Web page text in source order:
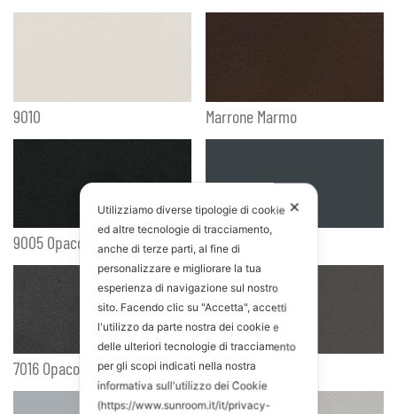
9010 Marrone Marmo
9005 Opaco Grigio Marmo
7016 Opaco 9007
✕
Utilizziamo diverse tipologie di cookie
ed altre tecnologie di tracciamento,
anche di terze parti, al fine di
personalizzare e migliorare la tua
esperienza di navigazione sul nostro
sito. Facendo clic su "Accetta", accetti
l'utilizzo da parte nostra dei cookie e
delle ulteriori tecnologie di tracciamento
per gli scopi indicati nella nostra
informativa sull'utilizzo dei Cookie
(https://www.sunroom.it/it/privacy-